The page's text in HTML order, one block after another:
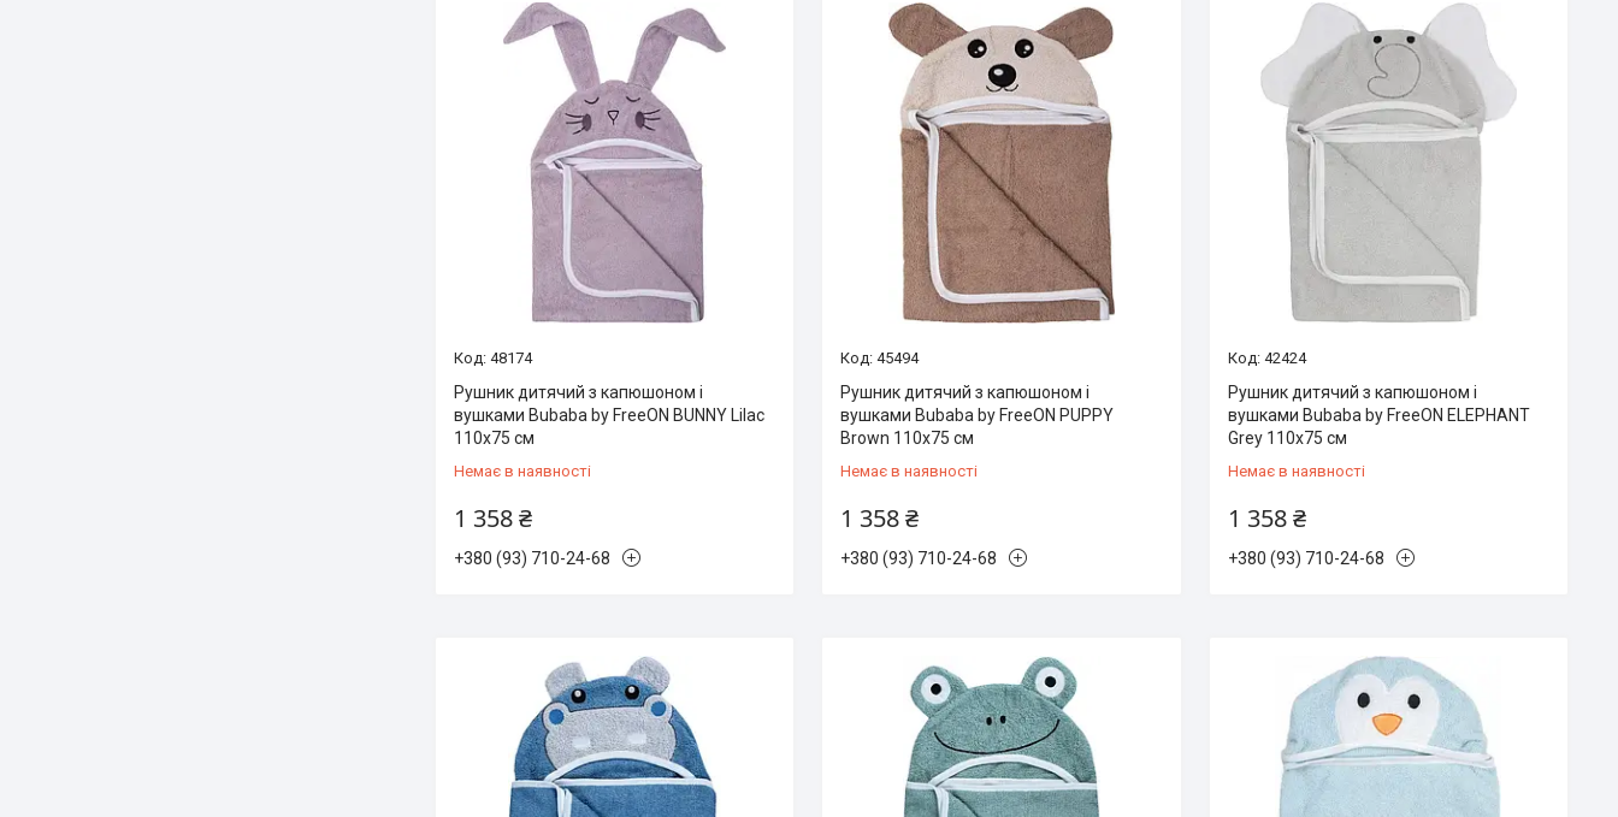
48174
Рушник дитячий з капюшоном і
вушками Bubaba by FreeON BUNNY Lilac
110х75 см
Немає в наявності
1 358 ₴
+380 (93) 710-24-68
45494
Рушник дитячий з капюшоном і
вушками Bubaba by FreeON PUPPY
Brown 110х75 см
Немає в наявності
1 358 ₴
+380 (93) 710-24-68
42424
Рушник дитячий з капюшоном і
вушками Bubaba by FreeON ELEPHANT
Grey 110х75 см
Немає в наявності
1 358 ₴
+380 (93) 710-24-68